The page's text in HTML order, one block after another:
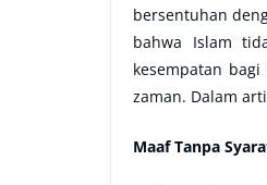
bersentuhan
bahwa Islam
kesempatan
zaman. Dalam
Maaf Tanpa